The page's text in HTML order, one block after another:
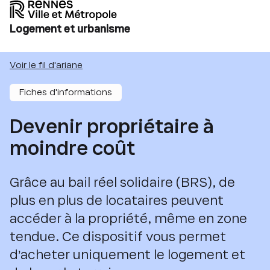
Logement et urbanisme
Voir le fil d'ariane
Devenir propriétaire à
moindre coût
Grâce au bail réel solidaire (BRS), de
plus en plus de locataires peuvent
accéder à la propriété, même en zone
tendue. Ce dispositif vous permet
d’acheter uniquement le logement et
Fiches d'informations